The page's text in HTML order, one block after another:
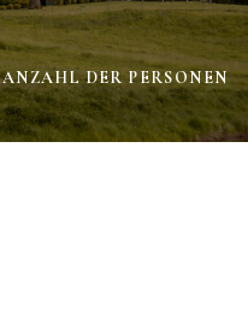
ANZAHL DER PERSONEN